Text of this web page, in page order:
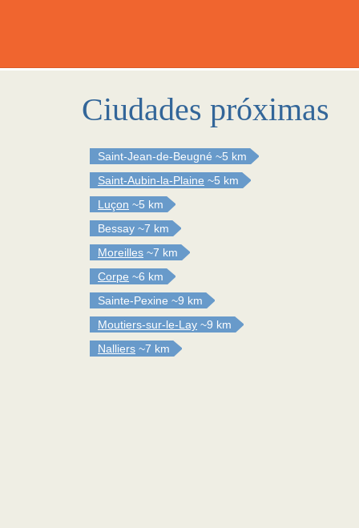
Ciudades próximas
Saint-Jean-de-Beugné ~5 km
Saint-Aubin-la-Plaine ~5 km
Luçon ~5 km
Bessay ~7 km
Moreilles ~7 km
Corpe ~6 km
Sainte-Pexine ~9 km
Moutiers-sur-le-Lay ~9 km
Nalliers ~7 km